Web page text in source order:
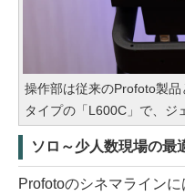
操作部は従来のProfoto製
タイプの「L600C」で、ジ
ソロ～少人数現場の最
Profotoのシネマライン